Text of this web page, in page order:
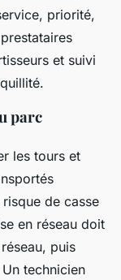
priorité,
et suivi
parc
les tours et
de casse
en réseau doit
puis
technicien